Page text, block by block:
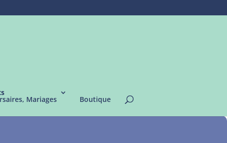
Mariages Boutique